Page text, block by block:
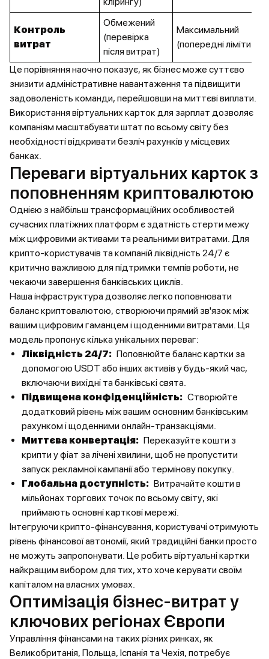
Контроль
витрат
Обмежений
(перевірка
після витрат)
Максимальний
(попередні ліміти)
Це порівняння наочно показує, як бізнес може суттєво
знизити адміністративне навантаження та підвищити
задоволеність команди, перейшовши на миттєві виплати.
Використання віртуальних карток для зарплат дозволяє
компаніям масштабувати штат по всьому світу без
необхідності відкривати безліч рахунків у місцевих
банках.
Переваги віртуальних карток з
поповненням криптовалютою
Однією з найбільш трансформаційних особливостей
сучасних платіжних платформ є здатність стерти межу
між цифровими активами та реальними витратами. Для
крипто-користувачів та компаній ліквідність 24/7 є
критично важливою для підтримки темпів роботи, не
чекаючи завершення банківських циклів.
Наша інфраструктура дозволяє легко поповнювати
баланс криптовалютою, створюючи прямий зв'язок між
вашим цифровим гаманцем і щоденними витратами. Ця
модель пропонує кілька унікальних переваг:
Ліквідність 24/7: Поповнюйте баланс картки за
допомогою USDT або інших активів у будь-який час,
включаючи вихідні та банківські свята.
Підвищена конфіденційність: Створюйте
додатковий рівень між вашим основним банківським
рахунком і щоденними онлайн-транзакціями.
Миттєва конвертація: Переказуйте кошти з
крипти у фіат за лічені хвилини, щоб не пропустити
запуск рекламної кампанії або термінову покупку.
Глобальна доступність: Витрачайте кошти в
мільйонах торгових точок по всьому світу, які
приймають основні карткові мережі.
Інтегруючи крипто-фінансування, користувачі отримують
рівень фінансової автономії, який традиційні банки просто
не можуть запропонувати. Це робить віртуальні картки
найкращим вибором для тих, хто хоче керувати своїм
капіталом на власних умовах.
Оптимізація бізнес-витрат у
ключових регіонах Європи
Управління фінансами на таких різних ринках, як
Великобританія, Польща, Іспанія та Чехія, потребує